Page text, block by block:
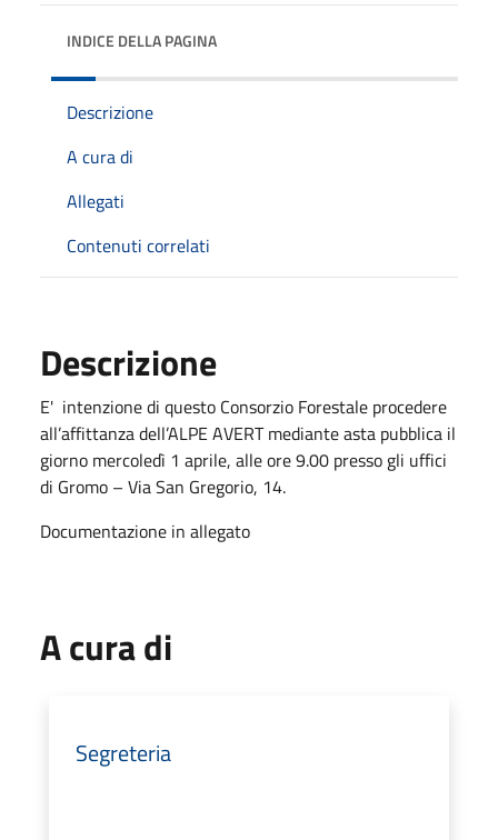
INDICE DELLA PAGINA
Descrizione
A cura di
Allegati
Contenuti correlati
Descrizione
E' intenzione di questo Consorzio Forestale procedere
all’affittanza dell’ALPE AVERT mediante asta pubblica il
giorno mercoledì 1 aprile, alle ore 9.00 presso gli uffici
di Gromo – Via San Gregorio, 14.
Documentazione in allegato
A cura di
Segreteria